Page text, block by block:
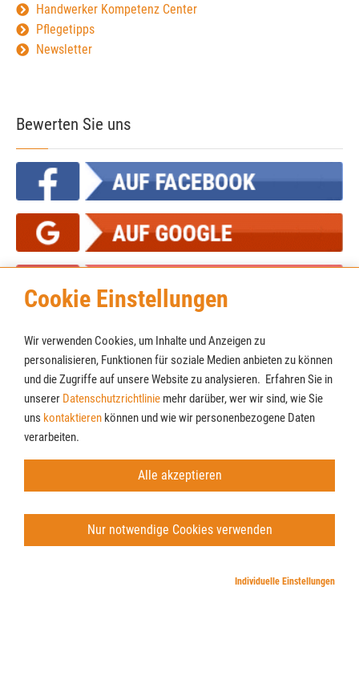
Cookie Einstellungen
Wir verwenden Cookies, um Inhalte und Anzeigen zu
personalisieren, Funktionen für soziale Medien anbieten zu können
und die Zugriffe auf unsere Website zu analysieren. Erfahren Sie in
unserer Datenschutzrichtlinie mehr darüber, wer wir sind, wie Sie
uns kontaktieren können und wie wir personenbezogene Daten
verarbeiten.
Alle akzeptieren
Nur notwendige Cookies verwenden
Individuelle Einstellungen
Handwerker Kompetenz Center
Pflegetipps
Newsletter
Bewerten Sie uns
© Möbel Lenz GmbH & Co. KG
Cookies
Newsletter
AGB